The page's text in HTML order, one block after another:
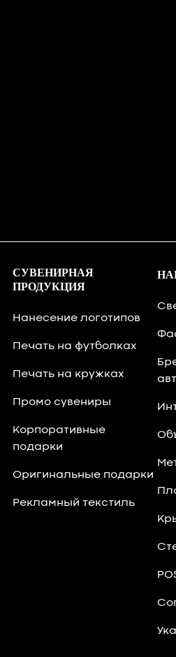
СУВЕНИРНАЯ
ПРОДУКЦИЯ
Нанесение логотипов
Печать на футболках
Печать на кружках
Промо сувениры
Корпоративные
подарки
Оригинальные подарки
Рекламный текстиль